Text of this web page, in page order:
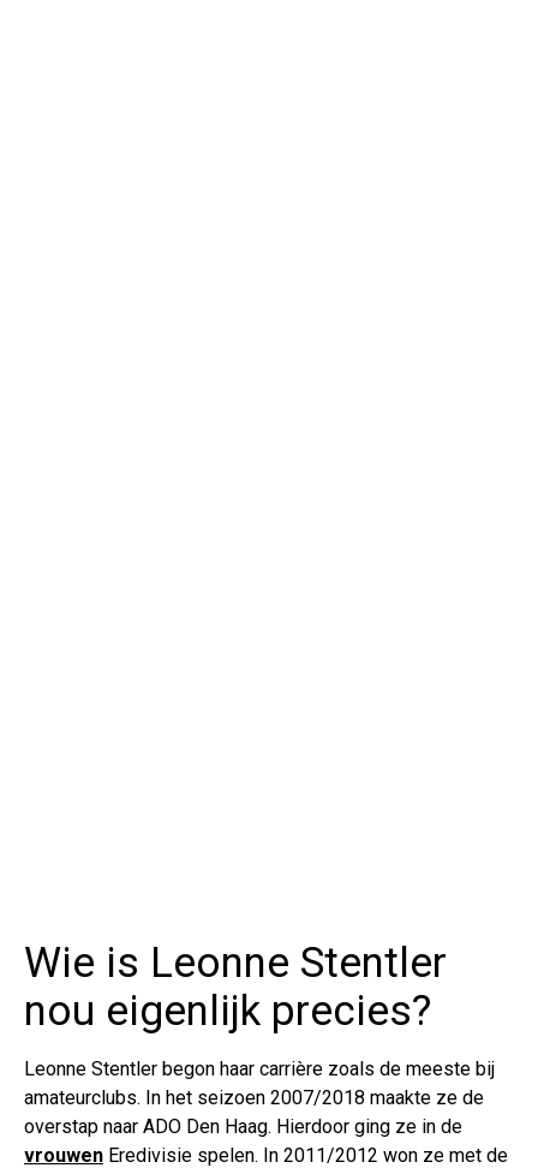
Wie is Leonne Stentler
nou eigenlijk precies?
Leonne Stentler begon haar carrière zoals de meeste bij
amateurclubs. In het seizoen 2007/2018 maakte ze de
overstap naar ADO Den Haag. Hierdoor ging ze in de
vrouwen Eredivisie spelen. In 2011/2012 won ze met de